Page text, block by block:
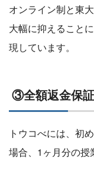
オンライン制と東
大幅に抑えること
現しています。
③全額返金保
トウコべには、初
場合、1ヶ月分の授